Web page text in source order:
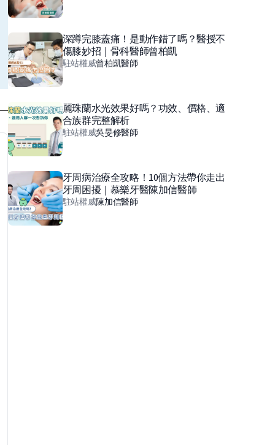
深蹲完膝蓋痛！是動作錯了嗎？醫授不
傷膝妙招｜骨科醫師曾柏凱
駐站權威曾柏凱醫師
麗珠蘭水光效果好嗎？功效、價格、適
合族群完整解析
駐站權威吳旻修醫師
牙周病治療全攻略！10個方法帶你走出
牙周困擾｜慕樂牙醫陳加信醫師
駐站權威陳加信醫師